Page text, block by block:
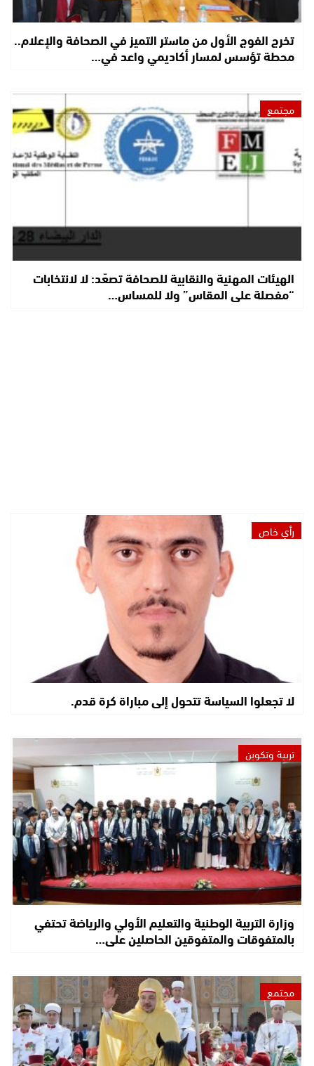
تخرج الفوج الأول من ماستر التميز في الصحافة والإعلام..
محطة تؤسس لمسار أكاديمي واعد في…
مجتمع
الهيئات المهنية والنقابية للصحافة تصعّد: لا لانتخابات
“مفصلة على المقاس” ولا للمساس…
رأي خاص
لا تجعلوا السياسة تتحول إلى مباراة كرة قدم.
تربية وتكوين
وزارة التربية الوطنية والتعليم الأولي والرياضة تحتفي
بالمتفوقات والمتفوقين الحاصلين على…
مجتمع